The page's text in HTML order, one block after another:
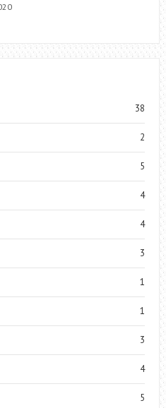
38
2
5
4
4
3
1
1
3
4
5